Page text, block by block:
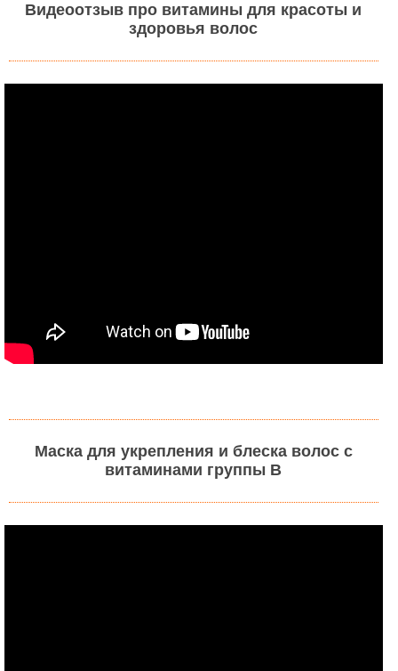
Видеоотзыв про витамины для красоты и
здоровья волос
Маска для укрепления и блеска волос с
витаминами группы В